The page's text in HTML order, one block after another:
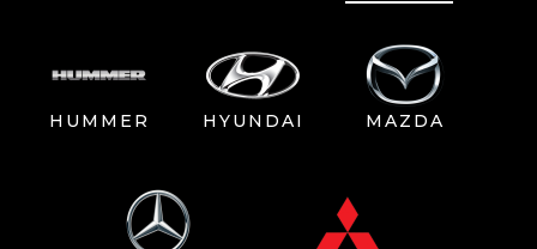
HUMMER HYUNDAI MAZDA